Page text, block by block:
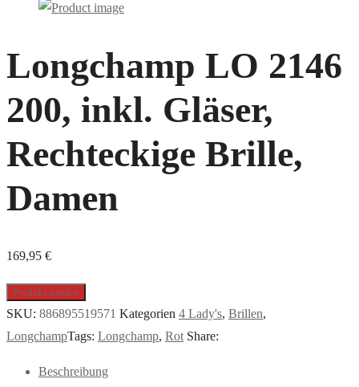
Longchamp LO 2146
200, inkl. Gläser,
Rechteckige Brille,
Damen
169,95 €
Produkt kaufen
SKU: 886895519571 Kategorien 4 Lady's, Brillen,
LongchampTags: Longchamp, Rot Share:
Beschreibung